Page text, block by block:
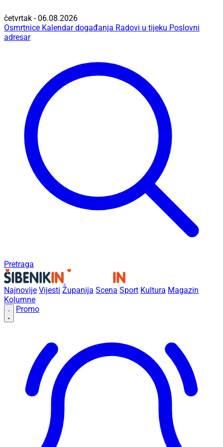
četvrtak - 06.08.2026
Osmrtnice Kalendar događanja Radovi u tijeku Poslovni
adresar
Pretraga
Najnovije Vijesti Županija Scena Sport Kultura Magazin
Kolumne
Promo